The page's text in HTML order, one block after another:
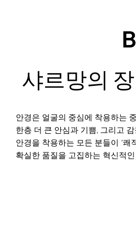
샤르망의
안경은 얼굴의 중심에 착용하는
한층 더 큰 안심과 기쁨, 그리고
안경을 착용하는 모든 분들이 '쾌
확실한 품질을 고집하는 혁신적